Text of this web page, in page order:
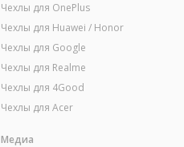
Чехлы для OnePlus
Чехлы для Huawei / Honor
Чехлы для Google
Чехлы для Realme
Чехлы для 4Good
Чехлы для Acer
Медиа